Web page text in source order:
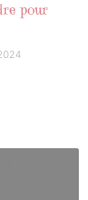
pour